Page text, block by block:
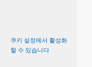
쿠키 설정에서 활성화
할 수 있습니다